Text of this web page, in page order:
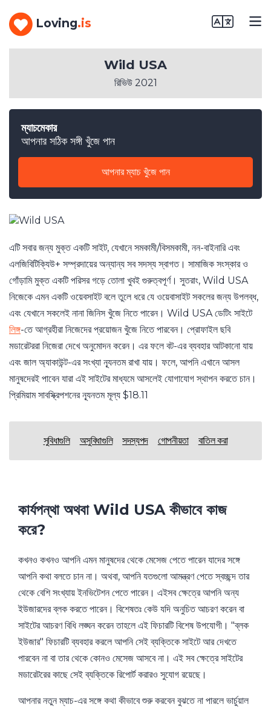
Loving.is
ম্যাচমেকার
আপনার সঠিক সঙ্গী খুঁজে পান
আপনার ম্যাচ খুঁজে পান
Wild USA
রিভিউ 2021
এটি সবার জন্য মুক্ত একটি সাইট, যেখানে সমকামী/বিসমকামী, নন-বাইনারি এবং
এলজিবিটিক্যিউ+ সম্প্রদায়ের অন্যান্য সব সদস্য স্বাগত। সামাজিক সংস্কার ও
গোঁড়ামি মুক্ত একটি পরিসর গড়ে তোলা খুবই গুরুত্বপূর্ণ। সুতরাং, Wild USA
নিজেকে এমন একটি ওয়েবসাইট বলে তুলে ধরে যে ওয়েবাসাইট সকলের জন্য উপলব্ধ,
এবং যেখানে সকলেই নানা জিনিস খুঁজে নিতে পারেন। Wild USA ডেটিং সাইটে
লিঙ্গ-তে আগ্রহীরা নিজেদের প্রয়োজন খুঁজে নিতে পারবেন। প্রোফাইল ছবি
মডারেটররা নিজেরা দেখে অনুমোদন করেন। এর ফলে বট-এর ব্যবহার আটকানো যায়
এবং জাল অ্যাকাউন্ট-এর সংখ্যা ন্যূনতম রাখা যায়। ফলে, আপনি এখানে আসল
মানুষদেরই পাবেন যারা এই সাইটের মাধ্যমে আসলেই যোগাযোগ স্থাপন করতে চান।
প্রিমিয়াম সাবস্ক্রিপশনের ন্যূনতম মূল্য $18.11
সুবিধাগুলি অসুবিধাগুলি সদস্যপদ গোপনীয়তা বাতিল করা
কার্যপন্থা অথবা Wild USA কীভাবে কাজ
করে?
কখনও কখনও আপনি এমন মানুষদের থেকে মেসেজ পেতে পারেন যাদের সঙ্গে
আপনি কথা বলতে চান না। অথবা, আপনি যতগুলো আমন্ত্রণ পেতে স্বচ্ছন্দ তার
থেকে বেশি সংখ্যায় ইনভিটেশন পেতে পারেন। এইসব ক্ষেত্রে আপনি অন্য
ইউজারদের ব্লক করতে পারেন। বিশেষতঃ কেউ যদি অনুচিত আচরণ করেন বা
সাইটের আচরণ বিধি লঙ্ঘন করেন তাহলে এই ফিচারটি বিশেষ উপযোগী। "ব্লক
ইউজার" ফিচারটি ব্যবহার করলে আপনি সেই ব্যক্তিকে সাইটে আর দেখতে
পারবেন না বা তার থেকে কোনও মেসেজ আসবে না। এই সব ক্ষেত্রে সাইটের
মডারেটরের কাছে সেই ব্যক্তিকে রিপোর্ট করারও সুযোগ রয়েছে।
আপনার নতুন ম্যাচ-এর সঙ্গে কথা কীভাবে শুরু করবেন বুঝতে না পারলে ভার্চুয়াল